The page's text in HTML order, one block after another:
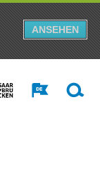
ANSEHEN